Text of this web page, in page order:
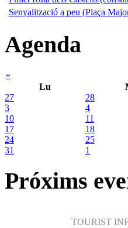
Senyalització a peu (Plaça
Agenda
«
Lu
27
28
3
4
10
11
17
18
24
25
31
1
Próxims
TOURIST